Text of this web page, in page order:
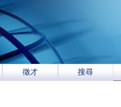
徵才 搜尋